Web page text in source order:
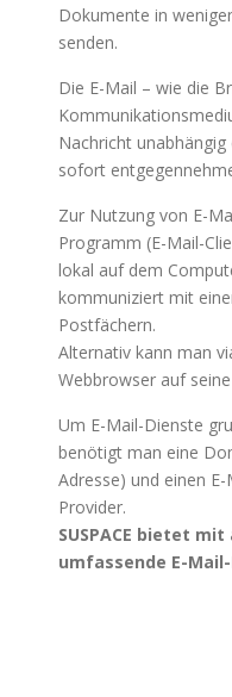
Dokumente in
senden.
Die E-Mail – wie die
Nachricht
sofort
Zur Nutzung von E-
Programm (E-Mail-
lokal auf dem
kommuniziert mit
Postfächern.
Alternativ kann man
Webbrowser auf
Um E-Mail-Dienste
benötigt man eine
Adresse) und einen
Provider.
SUSPACE bietet
umfassende E-